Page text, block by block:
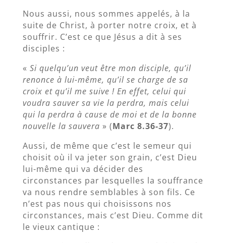
Nous aussi, nous sommes appelés, à la
suite de Christ, à porter notre croix, et à
souffrir. C’est ce que Jésus a dit à ses
disciples :
« Si quelqu’un veut être mon disciple, qu’il
renonce à lui-même, qu’il se charge de sa
croix et qu’il me suive ! En effet, celui qui
voudra sauver sa vie la perdra, mais celui
qui la perdra à cause de moi et de la bonne
nouvelle la sauvera » (Marc 8.36-37).
Aussi, de même que c’est le semeur qui
choisit où il va jeter son grain, c’est Dieu
lui-même qui va décider des
circonstances par lesquelles la souffrance
va nous rendre semblables à son fils. Ce
n’est pas nous qui choisissons nos
circonstances, mais c’est Dieu. Comme dit
le vieux cantique :